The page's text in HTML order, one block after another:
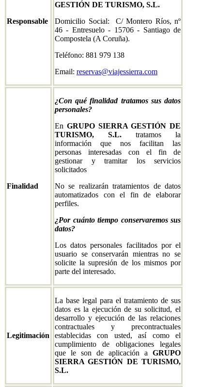
Responsable
GESTIÓN DE TURISMO, S.L.
Domicilio Social: C/ Montero Ríos, nº
46 - Entresuelo - 15706 - Santiago de
Compostela (A Coruña).
Teléfono: 881 979 138
Email: reservas@viajessierra.com
Finalidad
¿Con qué finalidad tratamos sus datos
personales?
En GRUPO SIERRA GESTIÓN DE
TURISMO, S.L. tratamos la
información que nos facilitan las
personas interesadas con el fin de
gestionar y tramitar los servicios
solicitados
No se realizarán tratamientos de datos
automatizados con el fin de elaborar
perfiles.
¿Por cuánto tiempo conservaremos sus
datos?
Los datos personales facilitados por el
usuario se conservarán mientras no se
solicite la supresión de los mismos por
parte del interesado.
Legitimación
La base legal para el tratamiento de sus
datos es la ejecución de su solicitud, el
desarrollo y ejecución de las relaciones
contractuales y precontractuales
establecidas con usted, así como el
cumplimiento de obligaciones legales
que le son de aplicación a GRUPO
SIERRA GESTIÓN DE TURISMO,
S.L.